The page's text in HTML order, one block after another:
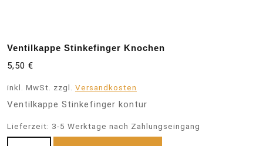
Ventilkappe Stinkefinger Knochen
5,50 €
inkl. MwSt. zzgl. Versandkosten
Ventilkappe Stinkefinger kontur
Lieferzeit: 3-5 Werktage nach Zahlungseingang